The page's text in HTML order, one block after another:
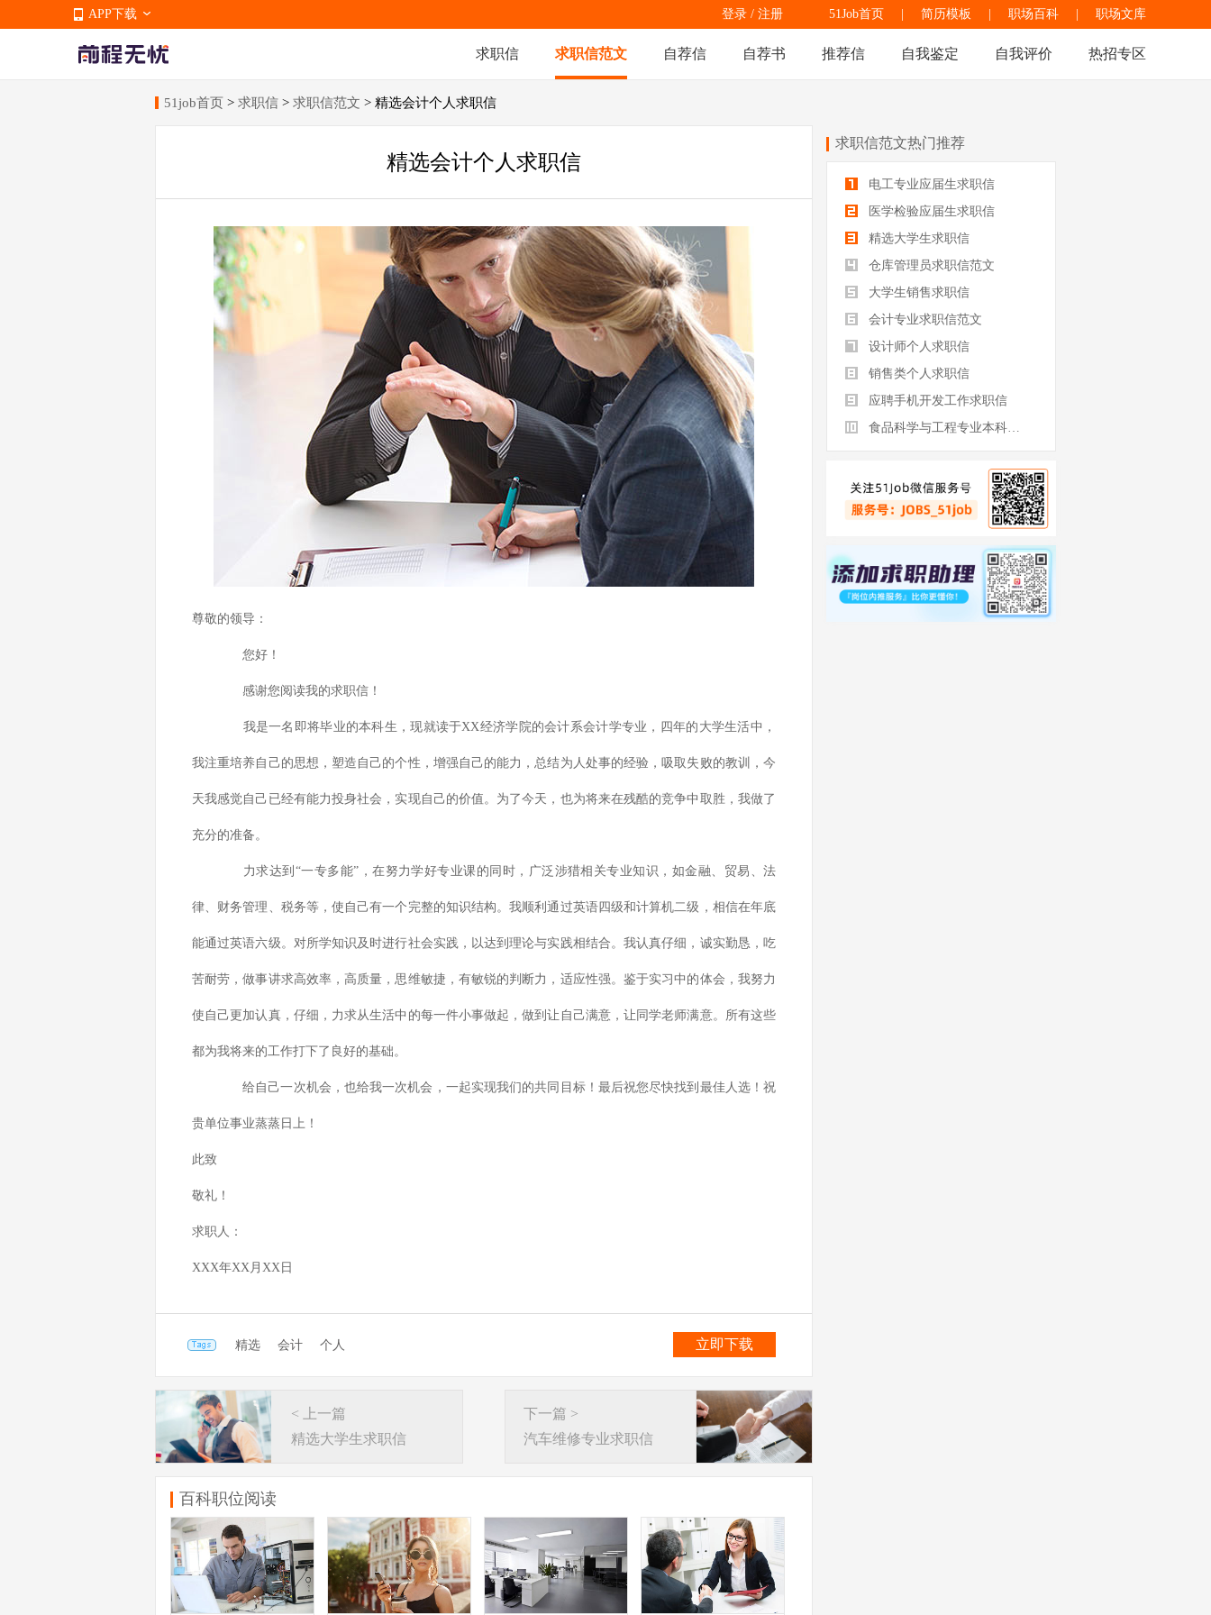
APP下载 51Job首页 简历模板 职场百科 职场文库
登录 / 注册
求职信 求职信范文 自荐信 自荐书 推荐信 自我鉴定 自我评价 热招专区
51job首页 > 求职信 > 求职信范文 > 精选会计个人求职信
精选会计个人求职信
尊敬的领导：
您好！
感谢您阅读我的求职信！
我是一名即将毕业的本科生，现就读于XX经济学院的会计系会计学专业，四年的大学生活中，
我注重培养自己的思想，塑造自己的个性，增强自己的能力，总结为人处事的经验，吸取失败的教训，今
天我感觉自己已经有能力投身社会，实现自己的价值。为了今天，也为将来在残酷的竞争中取胜，我做了
充分的准备。
力求达到“一专多能”，在努力学好专业课的同时，广泛涉猎相关专业知识，如金融、贸易、法
律、财务管理、税务等，使自己有一个完整的知识结构。我顺利通过英语四级和计算机二级，相信在年底
能通过英语六级。对所学知识及时进行社会实践，以达到理论与实践相结合。我认真仔细，诚实勤恳，吃
苦耐劳，做事讲求高效率，高质量，思维敏捷，有敏锐的判断力，适应性强。鉴于实习中的体会，我努力
使自己更加认真，仔细，力求从生活中的每一件小事做起，做到让自己满意，让同学老师满意。所有这些
都为我将来的工作打下了良好的基础。
给自己一次机会，也给我一次机会，一起实现我们的共同目标！最后祝您尽快找到最佳人选！祝
贵单位事业蒸蒸日上！
此致
敬礼！
求职人：
XXX年XX月XX日
精选 会计 个人 立即下载
< 上一篇
精选大学生求职信
下一篇 >
汽车维修专业求职信
百科职位阅读
求职信范文热门推荐
电工专业应届生求职信
医学检验应届生求职信
精选大学生求职信
仓库管理员求职信范文
大学生销售求职信
会计专业求职信范文
设计师个人求职信
销售类个人求职信
应聘手机开发工作求职信
食品科学与工程专业本科生求职信